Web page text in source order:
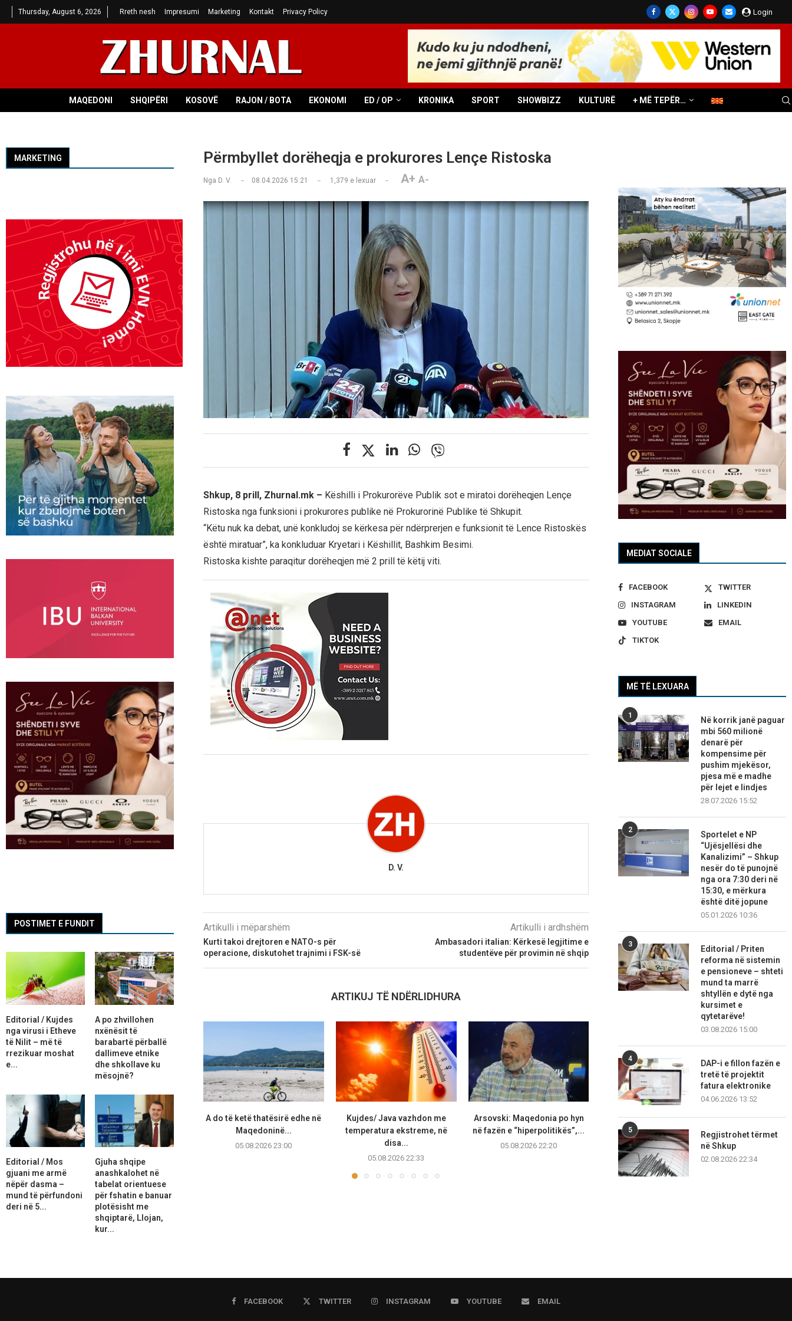
Thursday, August 6, 2026 Rreth nesh Impresumi Marketing Kontakt Privacy Policy Login
MAQEDONI SHQIPËRI KOSOVË RAJON / BOTA EKONOMI ED / OP KRONIKA SPORT SHOWBIZZ KULTURË + MË TEPËR…
Përmbyllet dorëheqja e prokurores Lençe Ristoska
Nga D. V. 08.04.2026 15:21 1,379 e lexuar A+ A-
Shkup, 8 prill, Zhurnal.mk – Këshilli i Prokurorëve Publik sot e miratoi dorëheqjen Lençe
Ristoska nga funksioni i prokurores publike në Prokurorinë Publike të Shkupit.
“Këtu nuk ka debat, unë konkludoj se kërkesa për ndërprerjen e funksionit të Lence Ristoskës
është miratuar”, ka konkluduar Kryetari i Këshillit, Bashkim Besimi.
Ristoska kishte paraqitur dorëheqjen më 2 prill të këtij viti.
D. V.
Artikulli i mëparshëm
Kurti takoi drejtoren e NATO-s për
operacione, diskutohet trajnimi i FSK-së
Artikulli i ardhshëm
Ambasadori italian: Kërkesë legjitime e
studentëve për provimin në shqip
ARTIKUJ TË NDËRLIDHURA
A do të ketë thatësirë edhe në
Maqedoninë...
05.08.2026 23:00
Kujdes/ Java vazhdon me
temperatura ekstreme, në
disa...
05.08.2026 22:33
Arsovski: Maqedonia po hyn
në fazën e “hiperpolitikës”,...
05.08.2026 22:20
Çairi pajiset me 20 ulëse të
reja për...
05.08.2026 22:14
Ministria e
Sistemi
MEDIAT SOCIALE
FACEBOOK
TWITTER
INSTAGRAM
LINKEDIN
YOUTUBE
EMAIL
TIKTOK
MË TË LEXUARA
1
Në korrik janë paguar
mbi 560 milionë
denarë për
kompensime për
pushim mjekësor,
pjesa më e madhe
për lejet e lindjes
28.07.2026 15:52
2
Sportelet e NP
“Ujësjellësi dhe
Kanalizimi” – Shkup
nesër do të punojnë
nga ora 7:30 deri në
15:30, e mërkura
është ditë jopune
05.01.2026 10:36
3
Editorial / Priten
reforma në sistemin
e pensioneve – shteti
mund ta marrë
shtyllën e dytë nga
kursimet e
qytetarëve!
03.08.2026 15:00
4
DAP-i e fillon fazën e
tretë të projektit
fatura elektronike
04.06.2026 13:52
5
Regjistrohet tërmet
në Shkup
02.08.2026 22:34
MARKETING
POSTIMET E FUNDIT
Editorial / Kujdes
nga virusi i Etheve
të Nilit – më të
rrezikuar moshat
e...
A po zhvillohen
nxënësit të
barabartë përballë
dallimeve etnike
dhe shkollave ku
mësojnë?
Editorial / Mos
gjuani me armë
nëpër dasma –
mund të përfundoni
deri në 5...
Gjuha shqipe
anashkalohet në
tabelat orientuese
për fshatin e banuar
plotësisht me
shqiptarë, Llojan,
kur...
FACEBOOK TWITTER INSTAGRAM YOUTUBE EMAIL